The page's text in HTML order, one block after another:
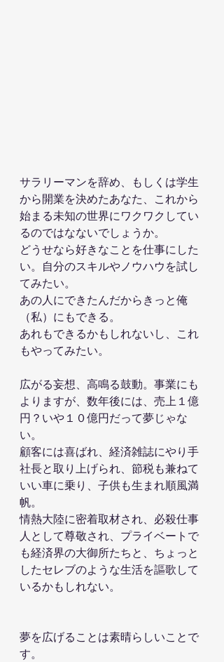
サラリーマンを辞め、もしくは学生
から開業を決めたあなた、これから
始まる未知の世界にワクワクしてい
るのではなないでしょうか。
どうせなら好きなことを仕事にした
い。自分のスキルやノウハウを試し
てみたい。
あの人にできたんだからきっと俺
（私）にもできる。
あれもできるかもしれないし、これ
もやってみたい。
広がる妄想、高鳴る鼓動。事業にも
よりますが、数年後には、売上１億
円？いや１０億円だって夢じゃな
い。
顧客には喜ばれ、経済雑誌にやり手
社長と取り上げられ、節税も兼ねて
いい車に乗り、子供も生まれ順風満
帆。
情熱大陸に密着取材され、必殺仕事
人として尊敬され、プライベートで
も経済界の大御所たちと、ちょっと
したセレブのような生活を謳歌して
いるかもしれない。
夢を広げることは素晴らしいことで
す。